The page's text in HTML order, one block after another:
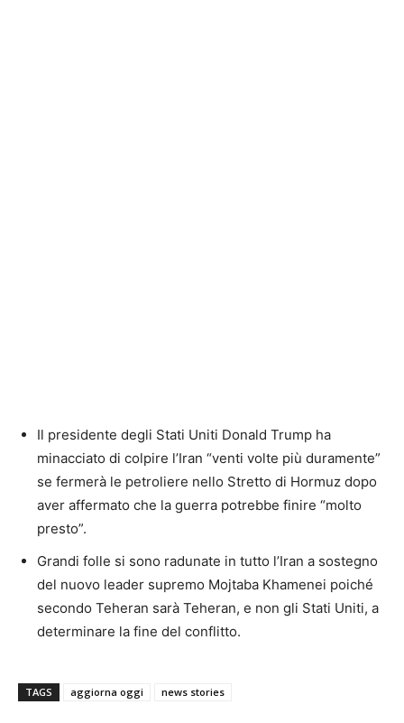
Il presidente degli Stati Uniti Donald Trump ha
minacciato di colpire l’Iran “venti volte più duramente”
se fermerà le petroliere nello Stretto di Hormuz dopo
aver affermato che la guerra potrebbe finire “molto
presto”.
Grandi folle si sono radunate in tutto l’Iran a sostegno
del nuovo leader supremo Mojtaba Khamenei poiché
secondo Teheran sarà Teheran, e non gli Stati Uniti, a
determinare la fine del conflitto.
TAGS aggiorna oggi news stories